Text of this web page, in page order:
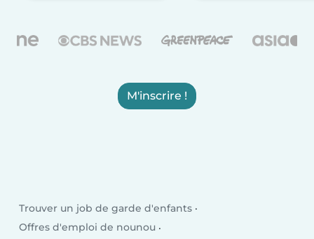
M'inscrire !
Trouver un job de garde d'enfants
Offres d'emploi de nounou